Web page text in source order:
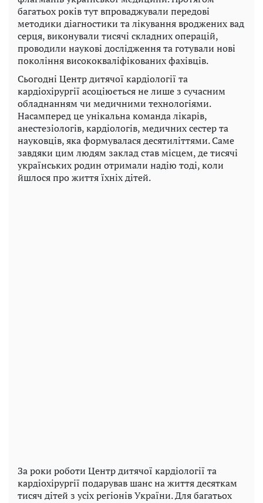
багатьох років тут впроваджували передові
методики діагностики та лікування вроджених вад
серця, виконували тисячі складних операцій,
проводили наукові дослідження та готували нові
покоління висококваліфікованих фахівців.
Сьогодні Центр дитячої кардіології та
кардіохірургії асоціюється не лише з сучасним
обладнанням чи медичними технологіями.
Насамперед це унікальна команда лікарів,
анестезіологів, кардіологів, медичних сестер та
науковців, яка формувалася десятиліттями. Саме
завдяки цим людям заклад став місцем, де тисячі
українських родин отримали надію тоді, коли
йшлося про життя їхніх дітей.
За роки роботи Центр дитячої кардіології та
кардіохірургії подарував шанс на життя десяткам
тисяч дітей з усіх регіонів України. Для багатьох